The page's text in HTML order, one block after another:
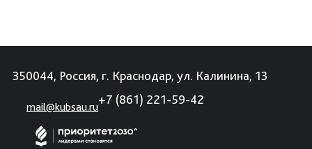
350044, Россия, г. Краснодар, ул. Калинина, 13
mail@kubsau.ru
+7 (861) 221-59-42